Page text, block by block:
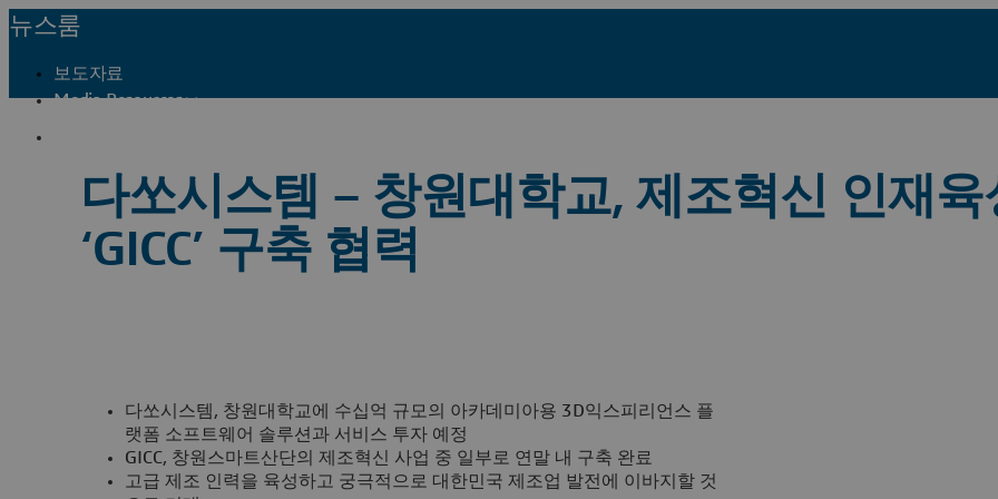
뉴스룸
보도자료
Media Resources
다쏘시스템 – 창원대학교, 제조혁신 인재육
‘GICC’ 구축 협력
다쏘시스템, 창원대학교에 수십억 규모의 아카데미아용 3D익스피리언스 플
랫폼 소프트웨어 솔루션과 서비스 투자 예정
GICC, 창원스마트산단의 제조혁신 사업 중 일부로 연말 내 구축 완료
고급 제조 인력을 육성하고 궁극적으로 대한민국 제조업 발전에 이바지할 것